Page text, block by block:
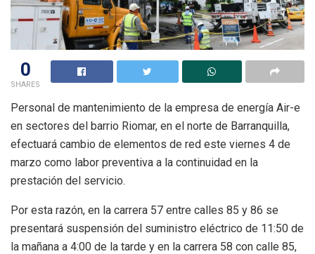
0
SHARES
Personal de mantenimiento de la empresa de energía Air-e
en sectores del barrio Riomar, en el norte de Barranquilla,
efectuará cambio de elementos de red este viernes 4 de
marzo como labor preventiva a la continuidad en la
prestación del servicio.
Por esta razón, en la carrera 57 entre calles 85 y 86 se
presentará suspensión del suministro eléctrico de 11:50 de
la mañana a 4:00 de la tarde y en la carrera 58 con calle 85,